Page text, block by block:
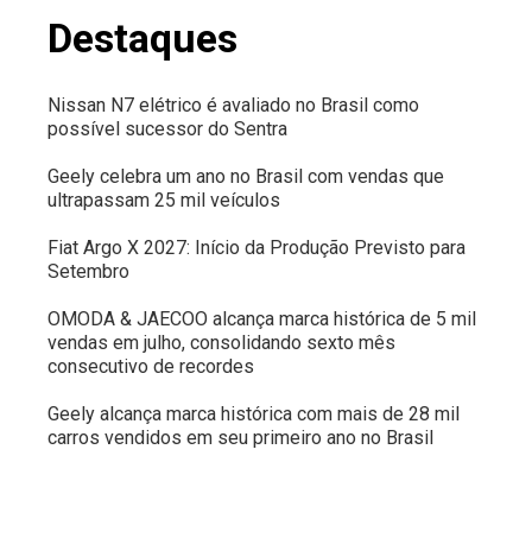
Destaques
Nissan N7 elétrico é avaliado no Brasil como
possível sucessor do Sentra
Geely celebra um ano no Brasil com vendas que
ultrapassam 25 mil veículos
Fiat Argo X 2027: Início da Produção Previsto para
Setembro
OMODA & JAECOO alcança marca histórica de 5 mil
vendas em julho, consolidando sexto mês
consecutivo de recordes
Geely alcança marca histórica com mais de 28 mil
carros vendidos em seu primeiro ano no Brasil